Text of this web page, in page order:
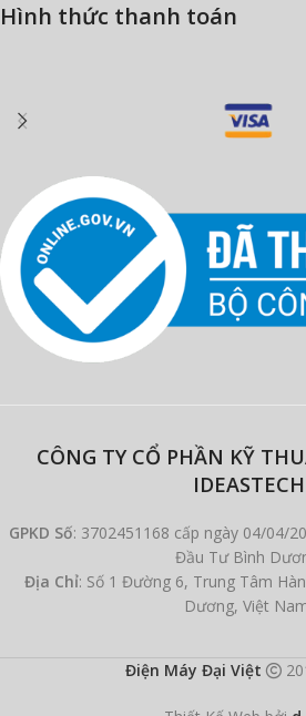
Hình thức thanh toán
CÔNG TY CỔ PHẦN KỸ
IDEASTECH
GPKD Số: 3702451168 cấp ngày 04/04/
Đầu Tư Bình
Địa Chỉ: Số 1 Đường 6, Trung Tâm
Dương, Việt
Điện Máy Đại Việt